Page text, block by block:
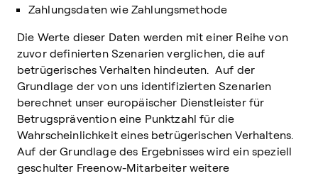
Zahlungsdaten wie Zahlungsmethode
Die Werte dieser Daten werden mit einer Reihe von
zuvor definierten Szenarien verglichen, die auf
betrügerisches Verhalten hindeuten. Auf der
Grundlage der von uns identifizierten Szenarien
berechnet unser europäischer Dienstleister für
Betrugsprävention eine Punktzahl für die
Wahrscheinlichkeit eines betrügerischen Verhaltens.
Auf der Grundlage des Ergebnisses wird ein speziell
geschulter Freenow-Mitarbeiter weitere